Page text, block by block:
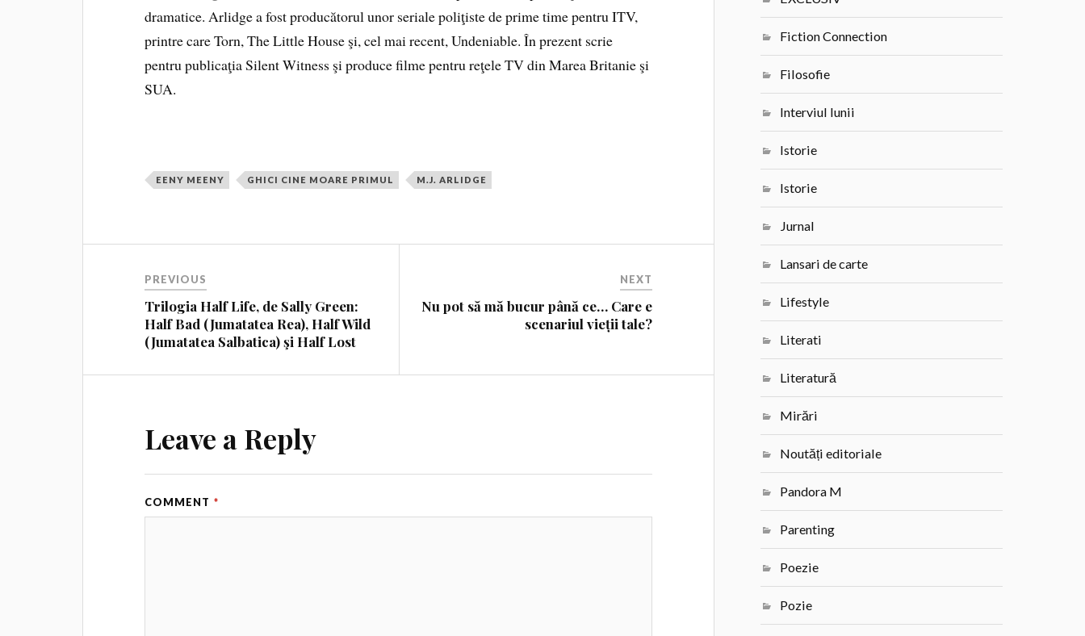
dramatice. Arlidge a fost producătorul unor seriale poliţiste de prime time pentru ITV,
printre care Torn, The Little House şi, cel mai recent, Undeniable. În prezent scrie
pentru publicaţia Silent Witness şi produce filme pentru reţele TV din Marea Britanie şi
SUA.
EENY MEENY GHICI CINE MOARE PRIMUL M.J. ARLIDGE
PREVIOUS
Trilogia Half Life, de Sally Green:
Half Bad (Jumatatea Rea), Half Wild
(Jumatatea Salbatica) şi Half Lost
NEXT
Nu pot să mă bucur până ce… Care e
scenariul vieții tale?
Leave a Reply
COMMENT *
Fiction Connection
Filosofie
Interviul lunii
Istorie
Istorie
Jurnal
Lansari de carte
Lifestyle
Literati
Literatură
Mirări
Noutăți editoriale
Pandora M
Parenting
Poezie
Pozie